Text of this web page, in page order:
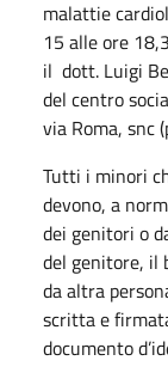
malattie
15 alle ore
il dott. Luigi
del centro
via Roma, snc
Tutti i minori
devono, a
dei genitori o
del genitore, il
da altra
scritta e
documento